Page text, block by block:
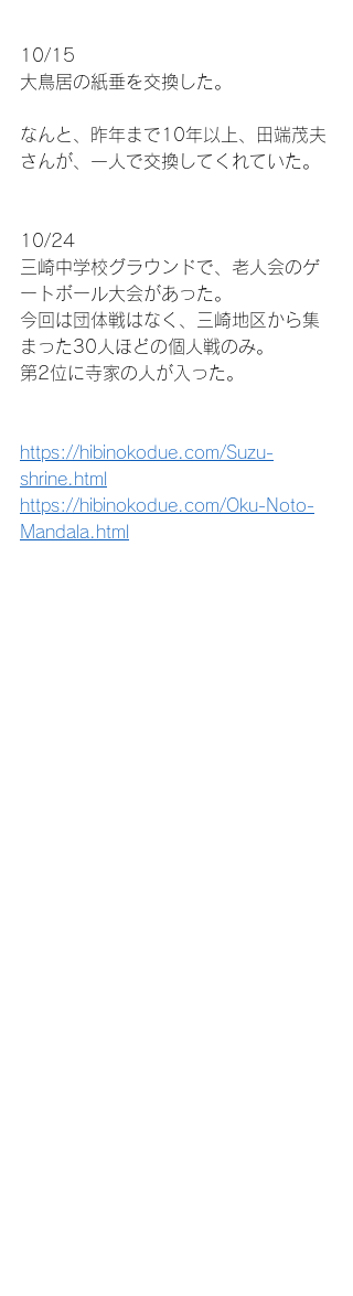
10/15
大鳥居の紙垂を交換した。
なんと、昨年まで10年以上、田端茂夫
さんが、一人で交換してくれていた。
10/24
三崎中学校グラウンドで、老人会のゲ
ートボール大会があった。
今回は団体戦はなく、三崎地区から集
まった30人ほどの個人戦のみ。
第2位に寺家の人が入った。
https://hibinokodue.com/Suzu-
shrine.html
https://hibinokodue.com/Oku-Noto-
Mandala.html